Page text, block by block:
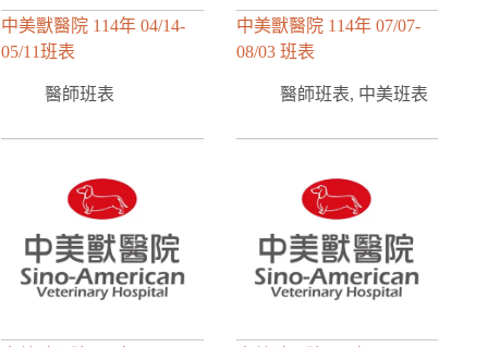
中美獸醫院 114年 04/14-
05/11班表
醫師班表
中美獸醫院 114年 07/07-
08/03 班表
醫師班表, 中美班表